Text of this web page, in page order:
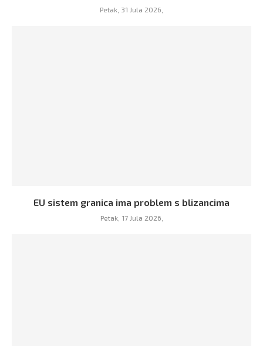
Petak, 31 Jula 2026,
EU sistem granica ima problem s blizancima
Petak, 17 Jula 2026,